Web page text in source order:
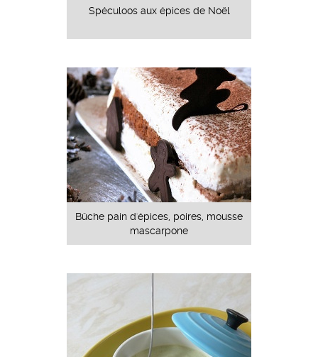
Spéculoos aux épices de Noël
Bûche pain d'épices, poires, mousse
mascarpone